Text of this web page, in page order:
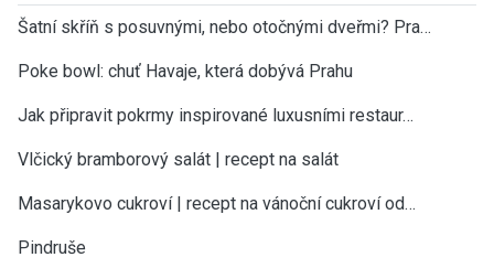
Šatní skříň s posuvnými, nebo otočnými dveřmi? Pra…
Poke bowl: chuť Havaje, která dobývá Prahu
Jak připravit pokrmy inspirované luxusními restaur…
Vlčický bramborový salát | recept na salát
Masarykovo cukroví | recept na vánoční cukroví od…
Pindruše